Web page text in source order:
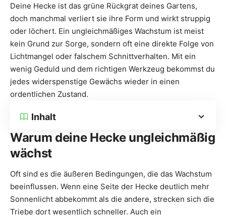
Deine Hecke ist das grüne Rückgrat deines Gartens,
doch manchmal verliert sie ihre Form und wirkt struppig
oder löchert. Ein ungleichmäßiges Wachstum ist meist
kein Grund zur Sorge, sondern oft eine direkte Folge von
Lichtmangel oder falschem Schnittverhalten. Mit ein
wenig Geduld und dem richtigen Werkzeug bekommst du
jedes widerspenstige Gewächs wieder in einen
ordentlichen Zustand.
Inhalt
Warum deine Hecke ungleichmäßig
wächst
Oft sind es die äußeren Bedingungen, die das Wachstum
beeinflussen. Wenn eine Seite der Hecke deutlich mehr
Sonnenlicht abbekommt als die andere, strecken sich die
Triebe dort wesentlich schneller. Auch ein